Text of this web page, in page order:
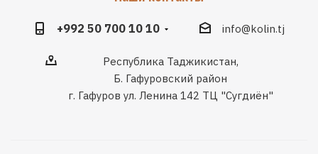
+992 50 700 10 10 info@kolin.tj
Республика Таджикистан,
Б. Гафуровский район
г. Гафуров ул. Ленина 142 ТЦ "Сугдиён"